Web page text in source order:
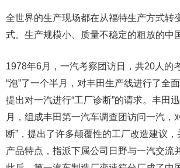
全世界的生产现场都在从福特生产方式转
式。生产规模小、质量不稳定的粗放的中
1978年6月，一汽考察团访日，共20人的
“泡”了一个半月，对丰田生产线进行了全
提出对一汽进行“工厂诊断”的请求。丰田
月，组成丰田第一汽车调查团访问一汽，
断”，提出了许多颠覆性的工厂改造建议
产品特点，指派下属公司日野与一汽交流